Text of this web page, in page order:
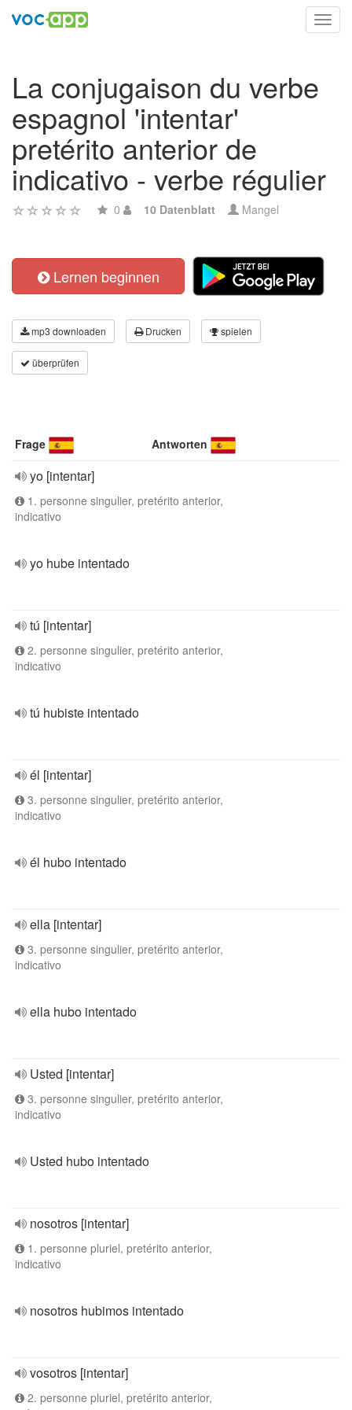
La conjugaison du verbe
espagnol 'intentar'
pretérito anterior de
indicativo - verbe régulier
0 10 Datenblatt Mangel
Lernen beginnen
mp3 downloaden Drucken spielen
überprüfen
Frage Antworten
yo [intentar]
1. personne singulier, pretérito anterior,
indicativo
yo hube intentado
tú [intentar]
2. personne singulier, pretérito anterior,
indicativo
tú hubiste intentado
él [intentar]
3. personne singulier, pretérito anterior,
indicativo
él hubo intentado
ella [intentar]
3. personne singulier, pretérito anterior,
indicativo
ella hubo intentado
Usted [intentar]
3. personne singulier, pretérito anterior,
indicativo
Usted hubo intentado
nosotros [intentar]
1. personne pluriel, pretérito anterior,
indicativo
nosotros hubimos intentado
vosotros [intentar]
2. personne pluriel, pretérito anterior,